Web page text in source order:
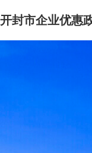
开封市企业优惠